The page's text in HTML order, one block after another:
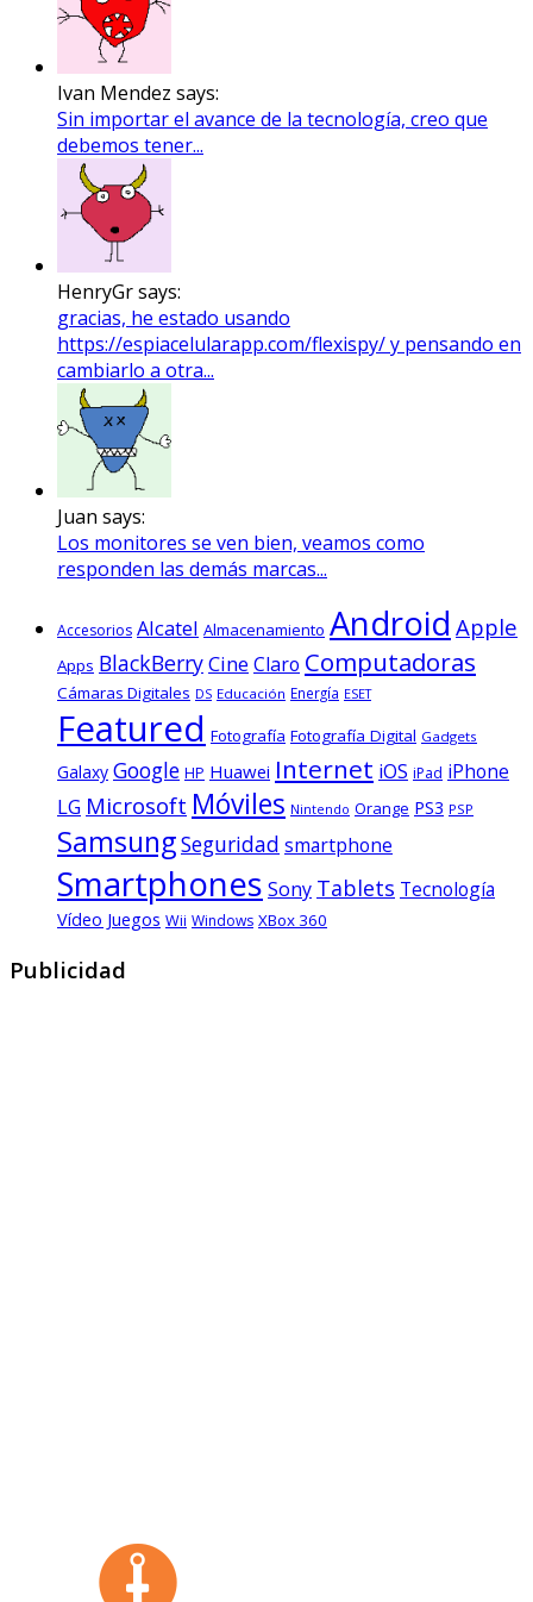
Ivan Mendez says:
Sin importar el avance de la tecnología, creo que
debemos tener...
HenryGr says:
gracias, he estado usando
https://espiacelularapp.com/flexispy/ y pensando en
cambiarlo a otra...
Juan says:
Los monitores se ven bien, veamos como
responden las demás marcas...
Accesorios Alcatel Almacenamiento Android Apple
Apps BlackBerryCine Claro Computadoras
Cámaras Digitales DS Educación Energía ESET
Featured Fotografía Fotografía Digital Gadgets
Galaxy Google HP Huawei Internet iOS iPad iPhone
LG Microsoft Móviles Nintendo Orange PS3 PSP
SamsungSeguridad smartphone
Smartphones Sony Tablets Tecnología
Vídeo Juegos Wii Windows XBox 360
Publicidad